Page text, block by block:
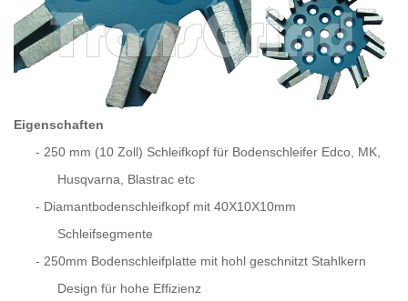
Eigenschaften
- 250 mm (10 Zoll) Schleifkopf für Bodenschleifer Edco, MK,
Husqvarna, Blastrac etc
- Diamantbodenschleifkopf mit 40X10X10mm
Schleifsegmente
- 250mm Bodenschleifplatte mit hohl geschnitzt Stahlkern
Design für hohe Effizienz